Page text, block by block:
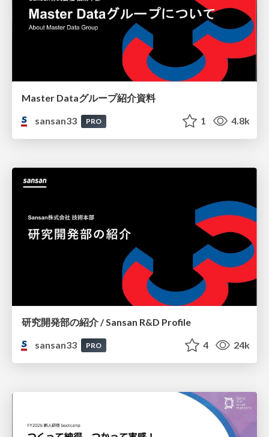
Master Dataグループ紹介資料
sansan33
PRO 1 4.8k
研究開発部の紹介 / Sansan R&D Profile
sansan33
PRO 4 24k